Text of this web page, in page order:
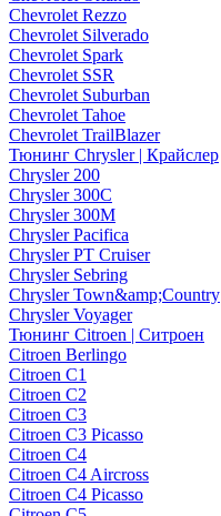
Chevrolet Rezzo
Chevrolet Silverado
Chevrolet Spark
Chevrolet SSR
Chevrolet Suburban
Chevrolet Tahoe
Chevrolet TrailBlazer
Тюнинг Chrysler | Крайслер
Chrysler 200
Chrysler 300C
Chrysler 300M
Chrysler Pacifica
Chrysler PT Cruiser
Chrysler Sebring
Chrysler Town&amp;Country
Chrysler Voyager
Тюнинг Citroen | Ситроен
Citroen Berlingo
Citroen C1
Citroen C2
Citroen C3
Citroen C3 Picasso
Citroen C4
Citroen C4 Aircross
Citroen C4 Picasso